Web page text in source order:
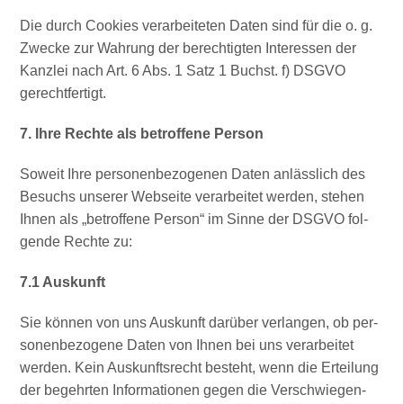
Die durch Coo­kies ver­ar­bei­te­ten Daten sind für die o. g.
Zwe­cke zur Wah­rung der berech­tig­ten Inter­es­sen der
Kanz­lei nach Art. 6 Abs. 1 Satz 1 Buchst. f) DSGVO
gerechtfertigt.
7. Ihre Rech­te als betrof­fe­ne Person
Soweit Ihre per­so­nen­be­zo­ge­nen Daten anläss­lich des
Besuchs unse­rer Web­sei­te ver­ar­bei­tet wer­den, ste­hen
Ihnen als „betrof­fe­ne Per­son“ im Sin­ne der DSGVO fol­
gen­de Rech­te zu:
7.1 Aus­kunft
Sie kön­nen von uns Aus­kunft dar­über ver­lan­gen, ob per­
so­nen­be­zo­ge­ne Daten von Ihnen bei uns ver­ar­bei­tet
wer­den. Kein Aus­kunfts­recht besteht, wenn die Ertei­lung
der begehr­ten Infor­ma­tio­nen gegen die Ver­schwie­gen­